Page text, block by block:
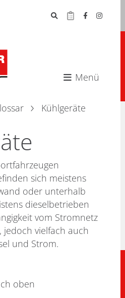
Menü
Kühlgeräte
sich meistens
oder unterhalb
dieselbetrieben
vom Stromnetz
vielfach auch
und Strom.
oben